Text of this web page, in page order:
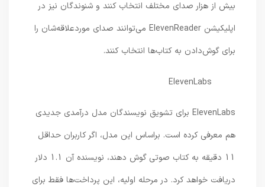
بیش از هزار صدای مختلف انتخاب کنند و شنوندگان نیز در
اپلیکیشن ElevenReader می‌توانند صدای موردعلاقه‌شان را
برای گوش‌دادن به کتاب‌ها انتخاب کنند.
ElevenLabs
ElevenLabs برای تشویق نویسندگان مدل درآمدی جدیدی
هم معرفی کرده است. براساس این مدل، اگر کاربران حداقل
11 دقیقه به کتاب صوتی گوش دهند، نویسنده آن 1.1 دلار
دریافت خواهد کرد. در مرحله اولیه، این پرداخت‌ها فقط برای